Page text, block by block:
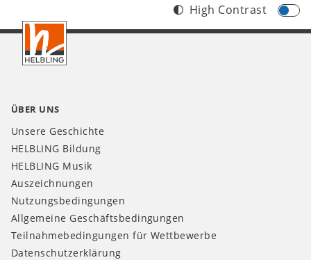
Footer
DE
High Contrast
ÜBER UNS
Unsere Geschichte
HELBLING Bildung
HELBLING Musik
Auszeichnungen
Nutzungsbedingungen
Allgemeine Geschäftsbedingungen
Teilnahmebedingungen für Wettbewerbe
Datenschutzerklärung